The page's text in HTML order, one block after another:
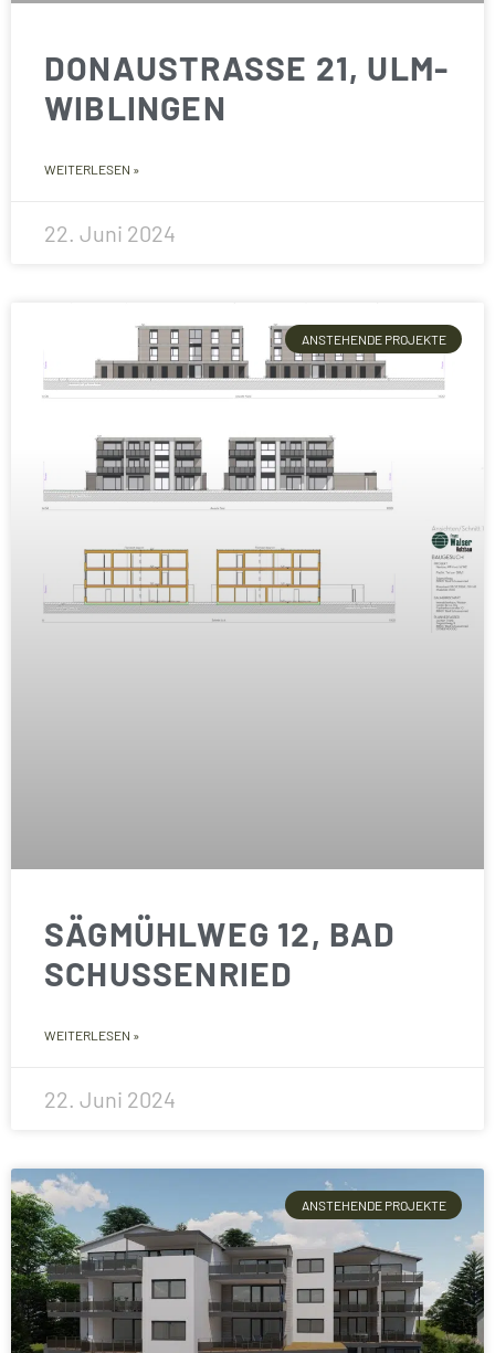
DONAUSTRASSE 21, ULM-W
IBLINGEN
WEITERLESEN »
22. Juni 2024
ANSTEHENDE PROJEKTE
SÄGMÜHLWEG 12, BAD
SCHUSSENRIED
WEITERLESEN »
22. Juni 2024
ANSTEHENDE PROJEKTE